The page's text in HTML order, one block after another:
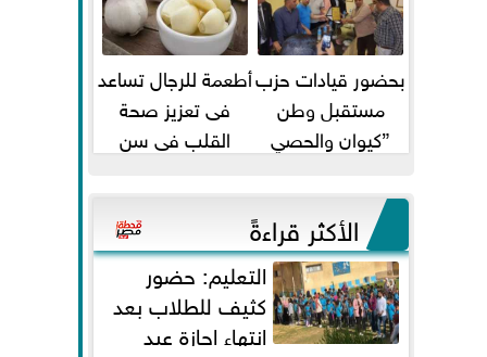
بحضور قيادات حزب
مستقبل وطن
”كيوان والحصي
وعيسي” أمانه كفر...
أطعمة للرجال تساعد
فى تعزيز صحة
القلب فى سن
الأكثر قراءةً
التعليم: حضور
كثيف للطلاب بعد
انتهاء إجازة عيد